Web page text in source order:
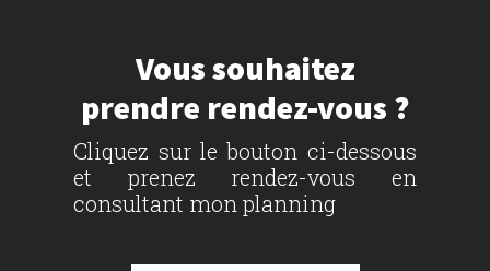
Vous souhaitez
prendre rendez-vous ?
Cliquez sur le bouton ci-dessous
et prenez rendez-vous en
consultant mon planning